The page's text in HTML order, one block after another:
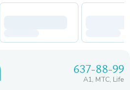
637-88-99
A1, МТС, Life